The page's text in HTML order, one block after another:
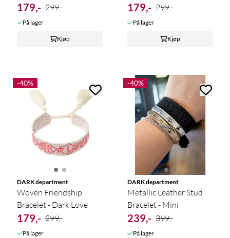
179,- 299,-
På lager
Kjøp
179,- 299,-
På lager
Kjøp
-40%
DARK department
Woven Friendship
Bracelet - Dark Love
179,- 299,-
På lager
-40%
DARK department
Metallic Leather Stud
Bracelet - Mini
239,- 399,-
På lager